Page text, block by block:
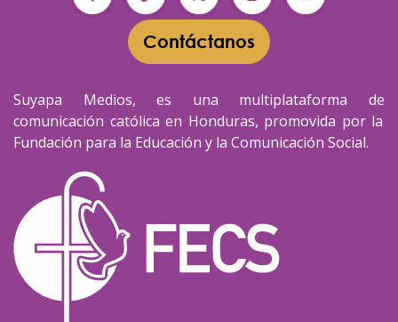
Contáctanos​​
Suyapa Medios, es una multiplataforma de
comunicación católica en Honduras, promovida por la
Fundación para la Educación y la Comunicación Social.